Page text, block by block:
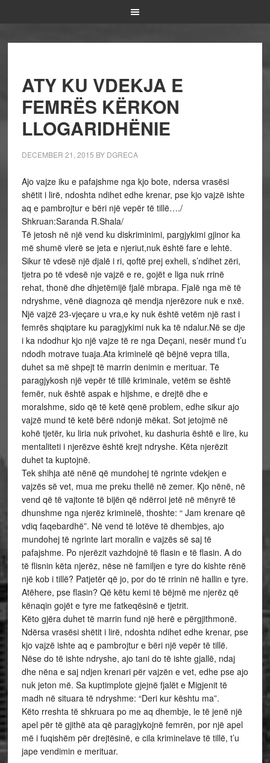
ATY KU VDEKJA E
FEMRËS KËRKON
LLOGARIDHËNIE
DECEMBER 21, 2015 BY DGRECA
Ajo vajze iku e pafajshme nga kjo bote, ndersa vrasësi
shëtit i lirë, ndoshta ndihet edhe krenar, pse kjo vajzë ishte
aq e pambrojtur e bëri një vepër të tillë…./
Shkruan:Saranda R.Shala/
Të jetosh në një vend ku diskriminimi, pargjykimi gjinor ka
më shumë vlerë se jeta e njeriut,nuk është fare e lehtë.
Sikur të vdesë një djalë i ri, qoftë prej exheli, s’ndihet zëri,
tjetra po të vdesë nje vajzë e re, gojët e liga nuk rrinë
rehat, thonë dhe dhjetëmijë fjalë mbrapa. Fjalë nga më të
ndryshme, vënë diagnoza që mendja njerëzore nuk e nxë.
Një vajzë 23-vjeçare u vra,e ky nuk është vetëm një rast i
femrës shqiptare ku paragjykimi nuk ka të ndalur.Në se dje
i ka ndodhur kjo një vajze të re nga Deçani, nesër mund t’u
ndodh motrave tuaja.Ata kriminelë që bëjnë vepra tilla,
duhet sa më shpejt të marrin denimin e merituar. Të
paragjykosh një vepër të tillë kriminale, vetëm se është
femër, nuk është aspak e hijshme, e drejtë dhe e
moralshme, sido që të ketë qenë problem, edhe sikur ajo
vajzë mund të ketë bërë ndonjë mëkat. Sot jetojmë në
kohë tjetër, ku liria nuk privohet, ku dashuria është e lire, ku
mentaliteti i njerëzve është krejt ndryshe. Këta njerëzit
duhet ta kuptojnë.
Tek shihja atë nënë që mundohej të ngrinte vdekjen e
vajzës së vet, mua me preku thellë në zemer. Kjo nënë, në
vend që të vajtonte të bijën që ndërroi jetë në mënyrë të
dhunshme nga njerëz kriminelë, thoshte: “ Jam krenare që
vdiq faqebardhë”. Në vend të lotëve të dhembjes, ajo
mundohej të ngrinte lart moralin e vajzës së saj të
pafajshme. Po njerëzit vazhdojnë të flasin e të flasin. A do
të flisnin këta njerëz, nëse në familjen e tyre do kishte rënë
një kob i tillë? Patjetër që jo, por do të rrinin në hallin e tyre.
Atëhere, pse flasin? Që këtu kemi të bëjmë me njerëz që
kënaqin gojët e tyre me fatkeqësinë e tjetrit.
Këto gjëra duhet të marrin fund një herë e përgjithmonë.
Ndërsa vrasësi shëtit i lirë, ndoshta ndihet edhe krenar, pse
kjo vajzë ishte aq e pambrojtur e bëri një vepër të tillë.
Nëse do të ishte ndryshe, ajo tani do të ishte gjallë, ndaj
dhe nëna e saj ndjen krenari për vajzën e vet, edhe pse ajo
nuk jeton më. Sa kuptimplote gjejnë fjalët e Migjenit të
madh në situara të ndryshme: “Deri kur kështu ma”.
Këto rreshta të shkruara po me aq dhembje, le të jenë një
apel për të gjithë ata që paragjykojnë femrën, por një apel
më i fuqishëm për drejtësinë, e cila kriminelave të tillë, t’u
jape vendimin e merituar.